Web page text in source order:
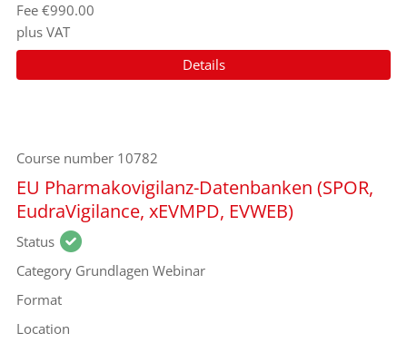
Fee €990.00
plus VAT
Details
Course number 10782
EU Pharmakovigilanz-Datenbanken (SPOR,
EudraVigilance, xEVMPD, EVWEB)
Status
Category Grundlagen Webinar
Format
Location